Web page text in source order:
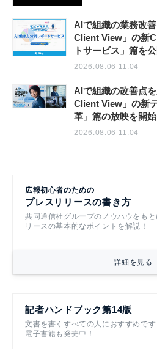
AIで組織の業務改
Client View」の新
トサービス」篇を
2026.08.06 11:04
AIで組織の改善点
Client View」の新
革」篇の放映を開始
2026.08.06 11:04
広報初心者のための
プレスリリースの書き方
共同通信社グループのノウハウをもと
リースの基本的なポイントを解説！
詳細を見る
記者ハンドブック第14版
文書を書くすべての人におすすめです
電子書籍も発売中！